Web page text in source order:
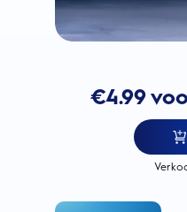
€4.99